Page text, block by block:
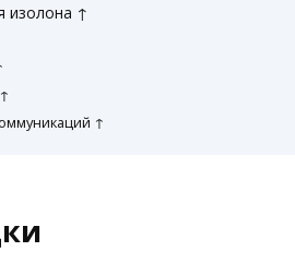
изолона ↑
↑